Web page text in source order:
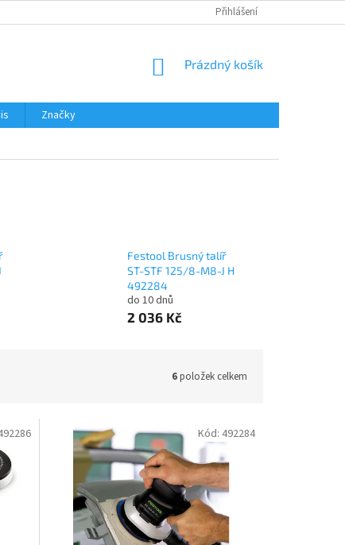
ÚDAJŮ Přihlášení
NÁKUPNÍ
Prázdný košík
Značky
Festool Brusný talíř
ST-STF 125/8-M8-J H
492284
do 10 dnů
2 036 Kč
6položek celkem
Kód: 492284